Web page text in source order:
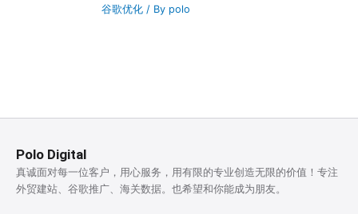
谷歌优化 / By polo
Polo Digital
真诚面对每一位客户，用心服务，用有限的专业创造无限的价值！专注
外贸建站、谷歌推广、海关数据。也希望和你能成为朋友。